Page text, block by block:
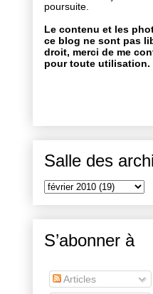
poursuite.
Le contenu et les
ce blog ne sont pas
droit, merci de me
pour toute utilisation.
Salle des
S’abonner à
Articles